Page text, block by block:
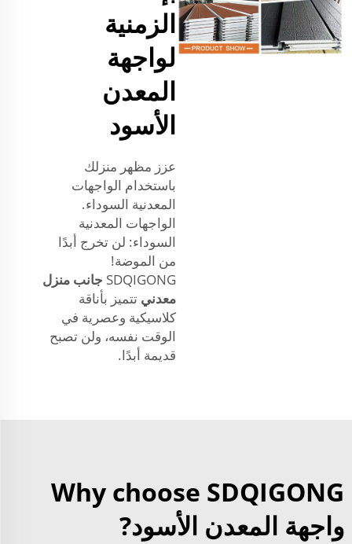
الزمنية
لواجهة
المعدن
الأسود
عزز مظهر منزلك
باستخدام الواجهات
المعدنية السوداء.
الواجهات المعدنية
السوداء: لن تخرج أبدًا
من الموضة!
SDQIGONG جانب منزل
معدني تتميز بأناقة
كلاسيكية وعصرية في
الوقت نفسه، ولن تصبح
قديمة أبدًا.
Why choose SDQIGONG
واجهة المعدن الأسود?